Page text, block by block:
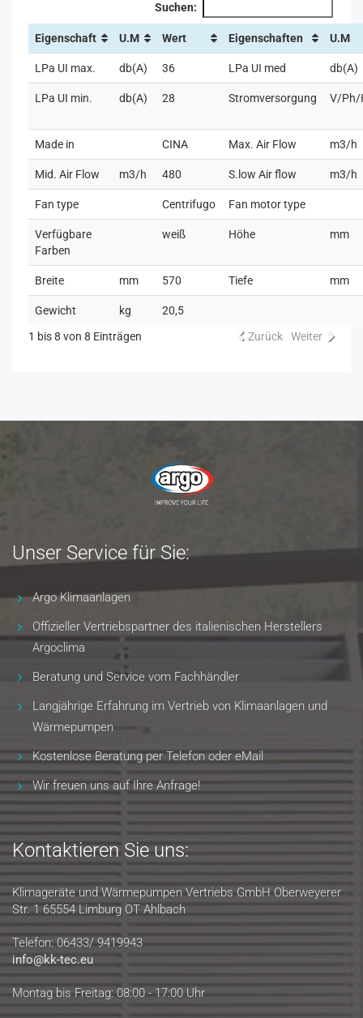
Suchen:
Eigenschaft U.M Wert Eigenschaften U.M
LPa UI max. db(A) 36 LPa UI med db(A)
LPa UI min. db(A) 28 Stromversorgung V/Ph/
Made in CINA Max. Air Flow m3/h
Mid. Air Flow m3/h 480 S.low Air flow m3/h
Fan type Centrifugo Fan motor type
Verfügbare
Farben
weiß Höhe mm
Breite mm 570 Tiefe mm
Gewicht kg
20,5
1 bis 8 von 8 Einträgen
Zurück Weiter
Unser Service für Sie:
Argo Klimaanlagen
Offizieller Vertriebspartner des italienischen Herstellers
Argoclima
Beratung und Service vom Fachhändler
Langjährige Erfahrung im Vertrieb von Klimaanlagen und
Wärmepumpen
Kostenlose Beratung per Telefon oder eMail
Wir freuen uns auf Ihre Anfrage!
Kontaktieren Sie uns:
Klimageräte und Wärmepumpen Vertriebs GmbH Oberweyerer
Str. 1 65554 Limburg OT Ahlbach
Telefon: 06433/ 9419943
info@kk-tec.eu
Montag bis Freitag: 08:00 - 17:00 Uhr